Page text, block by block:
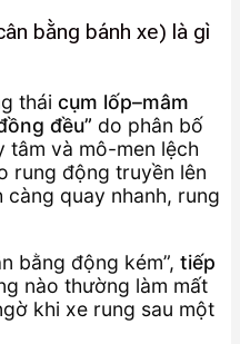
bằng bánh xe) là gì
thái cụm lốp–mâm
đều” do phân bố
tâm và mô-men lệch
rung động truyền lên
quay nhanh, rung
bằng động kém”, tiếp
nào thường làm mất
khi xe rung sau một